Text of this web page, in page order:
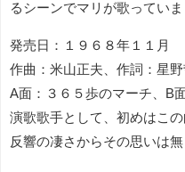
るシーンでマリが歌っていま
発売日：１９６８年１１月
作曲：米山正夫、作詞：星野
A面：３６５歩のマーチ、B
演歌歌手として、初めはこ
反響の凄さからその思いは